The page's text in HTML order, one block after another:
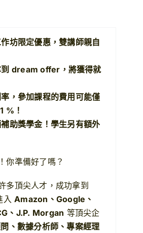
坊限定優惠，雙講師親自
到 dream offer，將獲得就
，參加課程的費用可能僅
%！
助獎學金！學生另有額外
你準備好了嗎？
多頂尖人才，成功拿到
入Amazon、Google、
、J.P. Morgan 等頂尖企
、數據分析師、專案經理